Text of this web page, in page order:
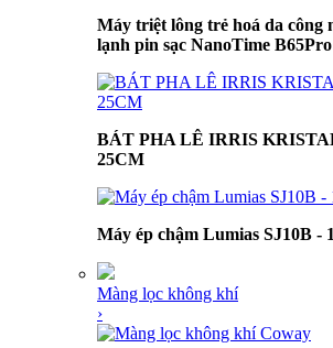
Máy triệt lông trẻ hoá da công
lạnh pin sạc NanoTime B65Pro
BÁT PHA LÊ IRRIS
25CM
Máy ép chậm Lumias SJ10B -
Màng lọc không khí
›